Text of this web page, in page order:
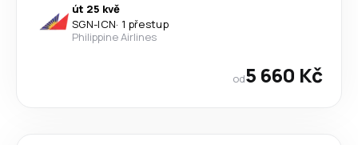
út 25 kvě
SGN-ICN· 1 přestup
Philippine Airlines
od5 660 Kč